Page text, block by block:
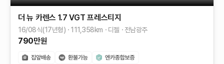
더 뉴 카렌스 1.7 VGT 프레스티지
16/08식(17년형) 111,358km 디젤 전남광주
790만원